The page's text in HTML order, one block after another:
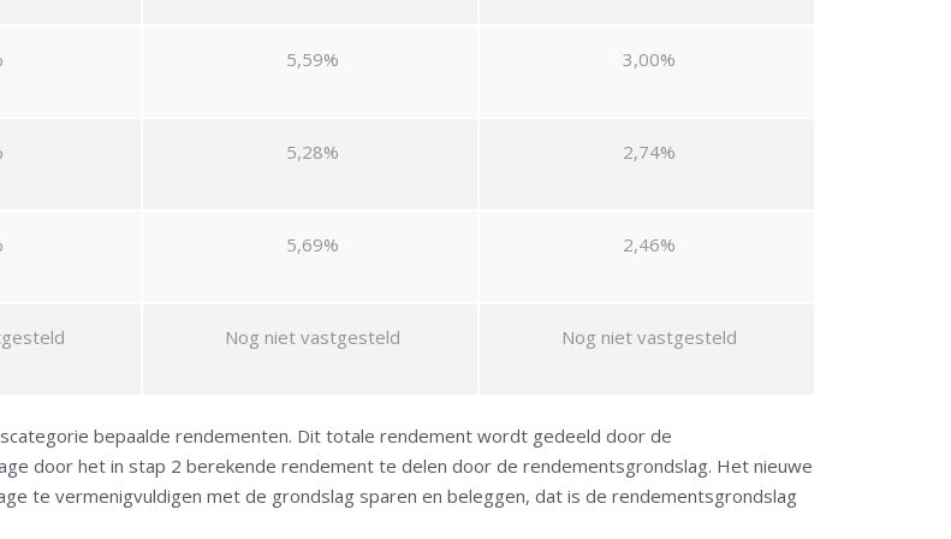
5,59% 3,00%
5,28% 2,74%
5,69% 2,46%
Nog niet vastgesteld Nog niet vastgesteld
bepaalde rendementen. Dit totale rendement wordt gedeeld door de
door het in stap 2 berekende rendement te delen door de rendementsgrondslag. Het nieuwe
te vermenigvuldigen met de grondslag sparen en beleggen, dat is de rendementsgrondslag